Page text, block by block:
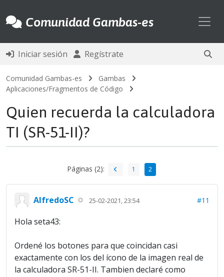
Comunidad Gambas-es
Iniciar sesión Regístrate
Comunidad Gambas-es
Gambas
Aplicaciones/Fragmentos de Código
Quien recuerda la calculadora
TI (SR-51-II)?
Páginas (2): 1 2
AlfredoSC 25-02-2021, 23:54 #11
Hola seta43:
Ordené los botones para que coincidan casi
exactamente con los del ícono de la imagen real de
la calculadora SR-51-II. Tambien declaré como